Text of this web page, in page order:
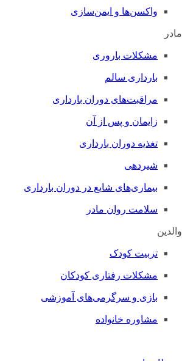
واکسن‌ها و ایمن‌سازی
مادر
مشکلات باروری
بارداری سالم
مراقبت‌های دوران بارداری
زایمان و پس از آن
تغذیه دوران بارداری
شیردهی
بیماری‌های شایع در دوران بارداری
سلامت روان مادر
والدین
تربیت کودک
مشکلات رفتاری کودکان
بازی و سرگرمی‌های آموزشی
مشاوره خانواده